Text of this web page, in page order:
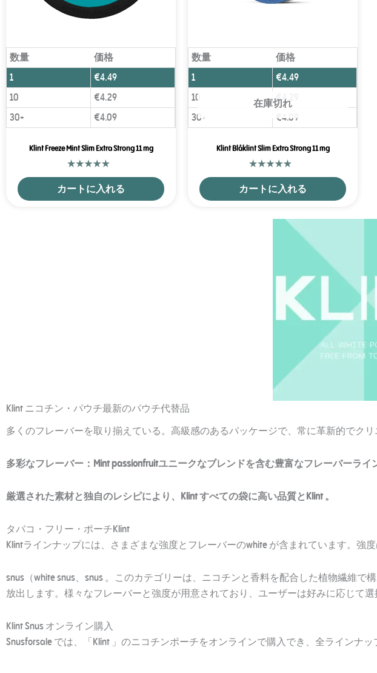
数量
価格
1
€4.49
10
€4.29
30+
€4.09
Klint Freeze Mint Slim Extra Strong 11 mg
カートに入れる
数量
価格
1
€4.49
10
€ 4.29
30+
€4.09
在庫切れ
Klint Blåklint Slim Extra Strong 11 mg
カートに入れる
Klint ニコチン・パウチ最新のパウチ代替品
多くのフレーバーを取り揃えている。高級感のあるパッケージで、常に革新的でクリ
多彩なフレーバー： Mint passionfruitユニークなブレンドを含む豊富なフレーバーライ
厳選された素材と独自のレシピにより、Klint すべての袋に高い品質とKlint 。
タバコ・フリー・ポーチKlint
Klintラインナップには、さまざまな強度とフレーバーのwhite が含まれています。強
snus（white snus、snus 。このカテゴリーは、ニコチンと香料を配合した植物繊維
放出します。様々なフレーバーと強度が用意されており、ユーザーは好みに応じて選
Klint Snus オンライン購入
Snusforsale では、「Klint 」のニコチンポーチをオンラインで購入でき、全ラインナッ